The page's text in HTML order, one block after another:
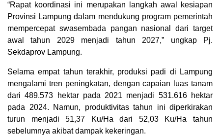
“Rapat koordinasi ini merupakan langkah awal kesiapan
Provinsi Lampung dalam mendukung program pemerintah
mempercepat swasembada pangan nasional dari target
awal tahun 2029 menjadi tahun 2027,” ungkap Pj.
Sekdaprov Lampung.
Selama empat tahun terakhir, produksi padi di Lampung
mengalami tren peningkatan, dengan capaian luas tanam
dari 489.573 hektar pada 2021 menjadi 531.616 hektar
pada 2024. Namun, produktivitas tahun ini diperkirakan
turun menjadi 51,37 Ku/Ha dari 52,03 Ku/Ha tahun
sebelumnya akibat dampak kekeringan.